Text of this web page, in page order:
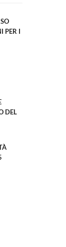
PER I
DEL